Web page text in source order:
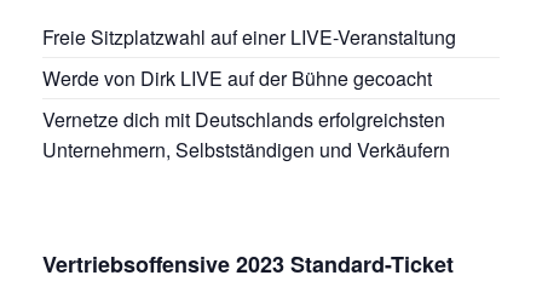
Freie Sitzplatzwahl auf einer LIVE-Veranstaltung
Werde von Dirk LIVE auf der Bühne gecoacht
Vernetze dich mit Deutschlands erfolgreichsten
Unternehmern, Selbstständigen und Verkäufern
Vertriebsoffensive 2023 Standard-Ticket